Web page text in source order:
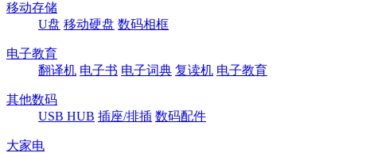
移动存储
U盘 移动硬盘 数码相框
电子教育
翻译机 电子书 电子词典 复读机 电子教育
其他数码
USB HUB 插座/排插 数码配件
大家电